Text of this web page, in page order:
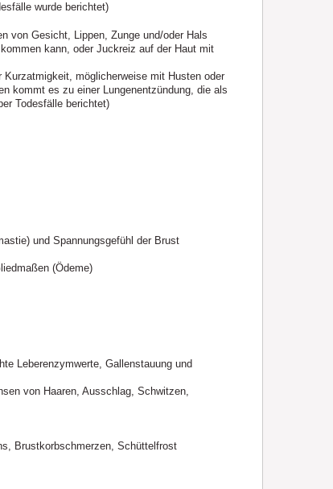
wurde berichtet)
von Gesicht, Lippen, Zunge und/oder Hals
kann, oder Juckreiz auf der Haut mit
möglicherweise mit Husten oder
kommt es zu einer Lungenentzündung, die als
Todesfälle berichtet)
und Spannungsgefühl der Brust
(Ödeme)
Leberenzymwerte, Gallenstauung und
von Haaren, Ausschlag, Schwitzen,
Brustkorbschmerzen, Schüttelfrost